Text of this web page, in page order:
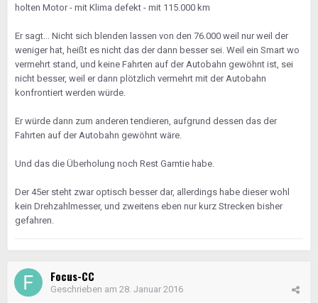
holten Motor - mit Klima defekt - mit 115.000 km
Er sagt... Nicht sich blenden lassen von den 76.000 weil nur weil der
weniger hat, heißt es nicht das der dann besser sei. Weil ein Smart wo
vermehrt stand, und keine Fahrten auf der Autobahn gewöhnt ist, sei
nicht besser, weil er dann plötzlich vermehrt mit der Autobahn
konfrontiert werden würde.
Er würde dann zum anderen tendieren, aufgrund dessen das der
Fahrten auf der Autobahn gewöhnt wäre.
Und das die Überholung noch Rest Garntie habe.
Der 45er steht zwar optisch besser dar, allerdings habe dieser wohl
kein Drehzahlmesser, und zweitens eben nur kurz Strecken bisher
gefahren.
Focus-CC
Geschrieben am 28. Januar 2016